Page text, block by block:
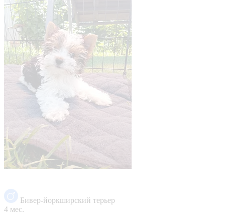
Бивер-йоркширский терьер
4 мес.